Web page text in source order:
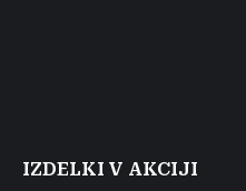
IZDELKI V AKCIJI